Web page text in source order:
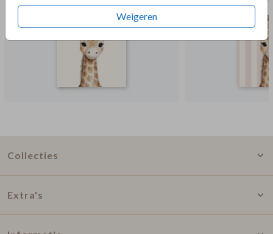
Weigeren
Collecties
Extra's